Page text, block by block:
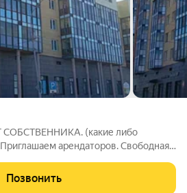
(какие либо
арендаторов. Свободная
более подробно расскажем.
стоимость
Позвонить